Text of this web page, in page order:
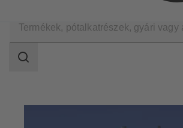
Olaj- és gázipar
tartomány
Keresési